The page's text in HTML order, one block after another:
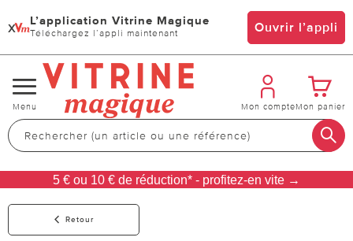
x L’application Vitrine Magique
Téléchargez l’appli maintenant Ouvrir l’appli
Changer
de
navigation
Menu Mon compteMon panier
5 € ou 10 € de réduction* - profitez-en vite →
Retour